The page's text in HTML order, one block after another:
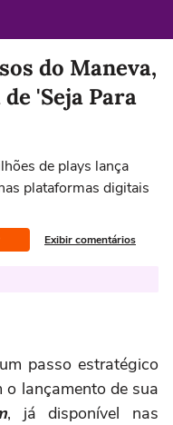
do Maneva,
'Seja Para
de plays lança
plataformas digitais
Exibir comentários
passo estratégico
lançamento de sua
, já disponível nas